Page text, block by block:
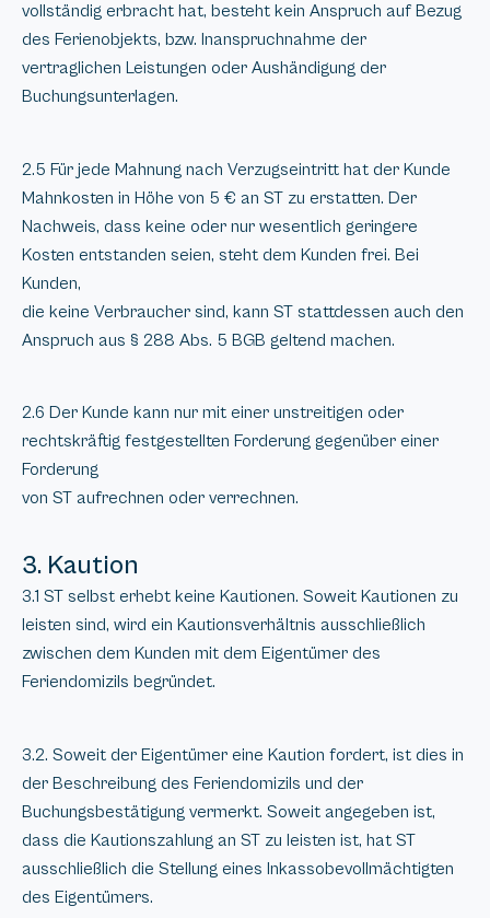
vollständig erbracht hat, besteht kein Anspruch auf Bezug
des Ferienobjekts, bzw. Inanspruchnahme der
vertraglichen Leistungen oder Aushändigung der
Buchungsunterlagen.
2.5 Für jede Mahnung nach Verzugseintritt hat der Kunde
Mahnkosten in Höhe von 5 € an ST zu erstatten. Der
Nachweis, dass keine oder nur wesentlich geringere
Kosten entstanden seien, steht dem Kunden frei. Bei
Kunden,
die keine Verbraucher sind, kann ST stattdessen auch den
Anspruch aus § 288 Abs. 5 BGB geltend machen.
2.6 Der Kunde kann nur mit einer unstreitigen oder
rechtskräftig festgestellten Forderung gegenüber einer
Forderung
von ST aufrechnen oder verrechnen.
3. Kaution
3.1 ST selbst erhebt keine Kautionen. Soweit Kautionen zu
leisten sind, wird ein Kautionsverhältnis ausschließlich
zwischen dem Kunden mit dem Eigentümer des
Feriendomizils begründet.
3.2. Soweit der Eigentümer eine Kaution fordert, ist dies in
der Beschreibung des Feriendomizils und der
Buchungsbestätigung vermerkt. Soweit angegeben ist,
dass die Kautionszahlung an ST zu leisten ist, hat ST
ausschließlich die Stellung eines Inkassobevollmächtigten
des Eigentümers.